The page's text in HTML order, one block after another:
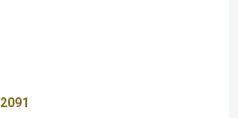
2091